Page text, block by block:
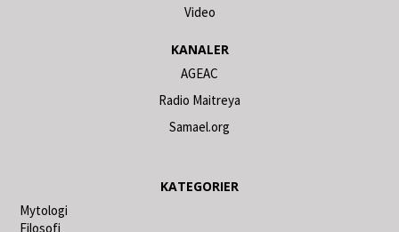
Video
KANALER
AGEAC
Radio Maitreya
Samael.org
KATEGORIER
Mytologi
Filosofi